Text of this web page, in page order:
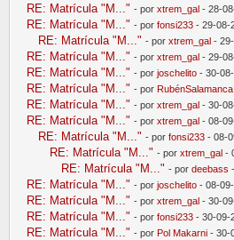
RE: Matrícula "M..." - por xtrem_gal - 28-
RE: Matrícula "M..." - por fonsi233 - 29-08-
RE: Matrícula "M..." - por xtrem_gal -
RE: Matrícula "M..." - por xtrem_gal - 29-
RE: Matrícula "M..." - por joschelito - 30-
RE: Matrícula "M..." - por RubénSalamanca
RE: Matrícula "M..." - por xtrem_gal - 30-
RE: Matrícula "M..." - por xtrem_gal - 08-
RE: Matrícula "M..." - por fonsi233 - 08-
RE: Matrícula "M..." - por xtrem_gal -
RE: Matrícula "M..." - por deebass
RE: Matrícula "M..." - por joschelito - 08-
RE: Matrícula "M..." - por xtrem_gal - 30-
RE: Matrícula "M..." - por fonsi233 - 30-09-
RE: Matrícula "M..." - por Pol Makarni - 30-